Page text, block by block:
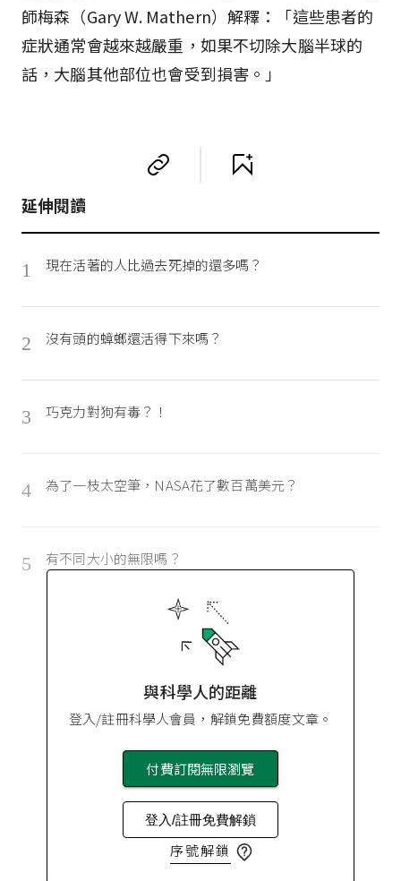
師梅森（Gary W. Mathern）解釋：「這些患者的
症狀通常會越來越嚴重，如果不切除大腦半球的
話，大腦其他部位也會受到損害。」
延伸閱讀
1 現在活著的人比過去死掉的還多嗎？
2 沒有頭的蟑螂還活得下來嗎？
3 巧克力對狗有毒？！
4 為了一枝太空筆，NASA花了數百萬美元？
5 有不同大小的無限嗎？
與科學人的距離
登入/註冊科學人會員，解鎖免費額度文章。
付費訂閱無限瀏覽
登入/註冊免費解鎖
序號解鎖